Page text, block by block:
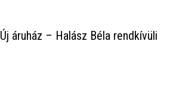
áruház – Halász Béla rendkívüli